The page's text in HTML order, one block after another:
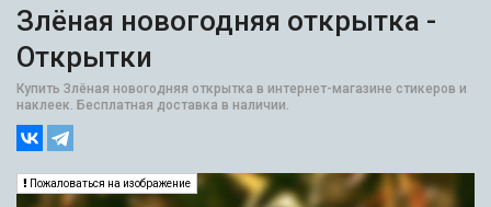
Злёная новогодняя открытка -
Открытки
Купить Злёная новогодняя открытка в интернет-магазине стикеров и
наклеек. Бесплатная доставка в наличии.
Пожаловаться на изображение